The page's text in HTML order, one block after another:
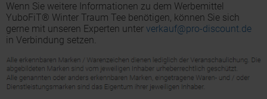
Wenn Sie weitere Informationen zu dem Werbemittel
YuboFiT® Winter Traum Tee benötigen, können Sie sich
gerne mit unseren Experten unter verkauf@pro-discount.de
in Verbindung setzen.